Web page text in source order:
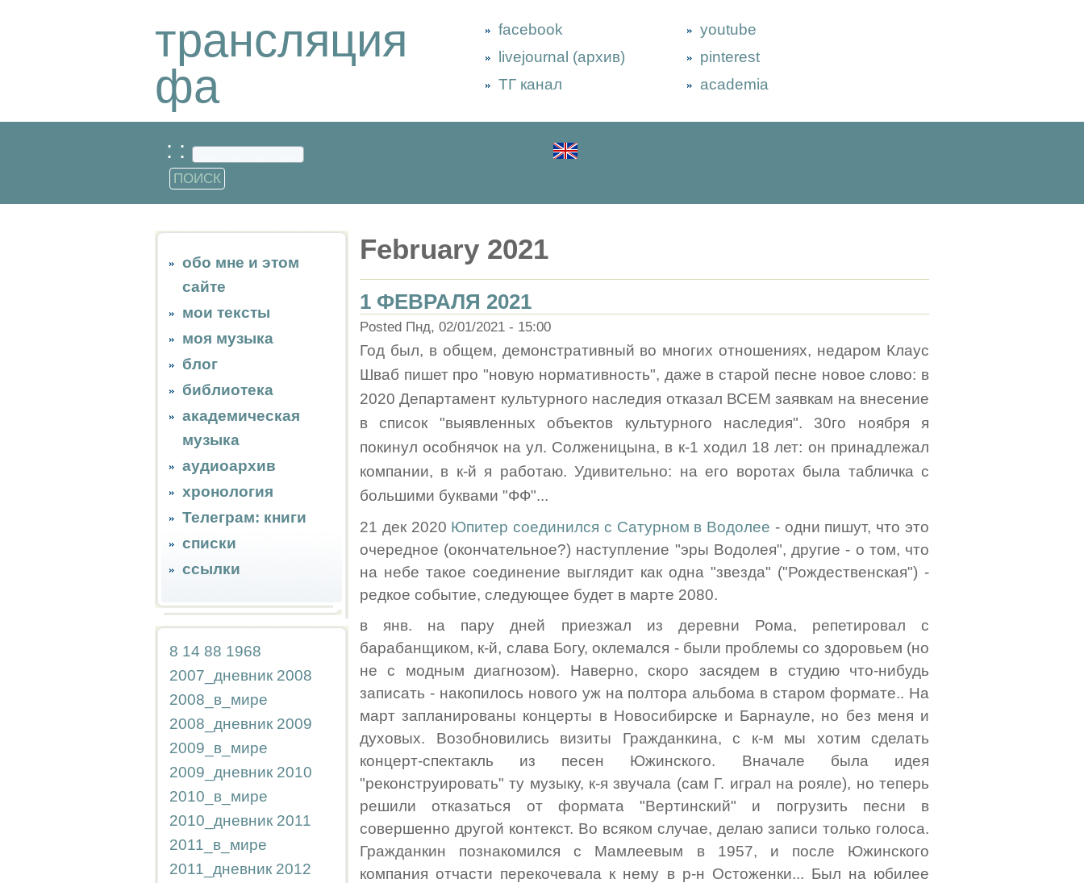
трансляция
фа
facebook
livejournal (архив)
ТГ канал
youtube
pinterest
academia
: :
обо мне и этом
сайте
мои тексты
моя музыка
блог
библиотека
академическая
музыка
аудиоархив
хронология
Телеграм: книги
списки
ссылки
8 14 88 1968
2007_дневник 2008
2008_в_мире
2008_дневник 2009
2009_в_мире
2009_дневник 2010
2010_в_мире
2010_дневник 2011
2011_в_мире
2011_дневник 2012
February 2021
1 ФЕВРАЛЯ 2021
Posted Пнд, 02/01/2021 - 15:00
Год был, в общем, демонстративный во многих отношениях, недаром Клаус
Шваб пишет про "новую нормативность", даже в старой песне новое слово: в
2020 Департамент культурного наследия отказал ВСЕМ заявкам на внесение
в список "выявленных объектов культурного наследия". 30го ноября я
покинул особнячок на ул. Солженицына, в к-1 ходил 18 лет: он принадлежал
компании, в к-й я работаю. Удивительно: на его воротах была табличка с
большими буквами "ФФ"...
21 дек 2020 Юпитер соединился с Сатурном в Водолее - одни пишут, что это
очередное (окончательное?) наступление "эры Водолея", другие - о том, что
на небе такое соединение выглядит как одна "звезда" ("Рождественская") -
редкое событие, следующее будет в марте 2080.
в янв. на пару дней приезжал из деревни Рома, репетировал с
барабанщиком, к-й, слава Богу, оклемался - были проблемы со здоровьем (но
не с модным диагнозом). Наверно, скоро засядем в студию что-нибудь
записать - накопилось нового уж на полтора альбома в старом формате.. На
март запланированы концерты в Новосибирске и Барнауле, но без меня и
духовых. Возобновились визиты Гражданкина, с к-м мы хотим сделать
концерт-спектакль из песен Южинского. Вначале была идея
"реконструировать" ту музыку, к-я звучала (сам Г. играл на рояле), но теперь
решили отказаться от формата "Вертинский" и погрузить песни в
совершенно другой контекст. Во всяком случае, делаю записи только голоса.
Гражданкин познакомился с Мамлеевым в 1957, и после Южинского
компания отчасти перекочевала к нему в р-н Остоженки... Был на юбилее